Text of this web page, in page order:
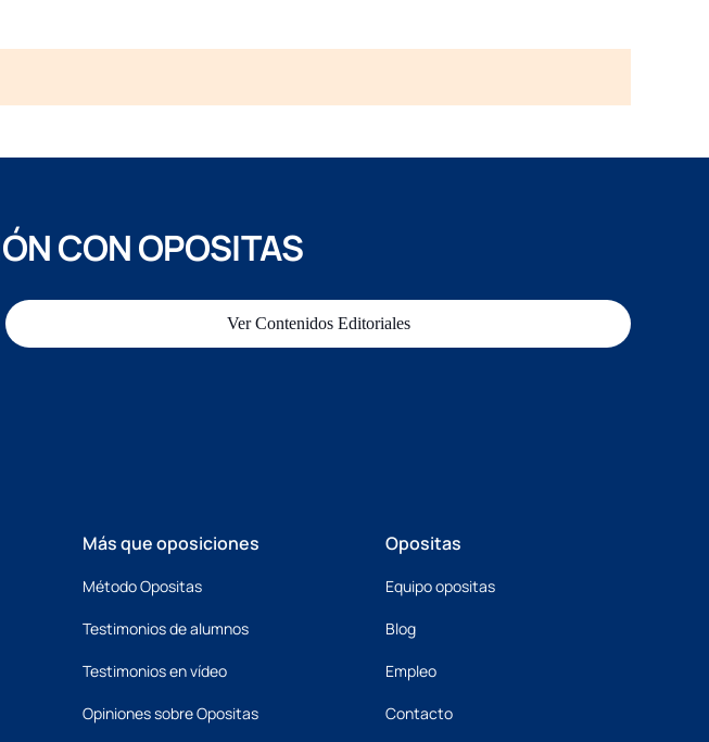
CON OPOSITAS
Ver Contenidos Editoriales
Más que oposiciones
Método Opositas
Testimonios de alumnos
Testimonios en vídeo
Opiniones sobre Opositas
Opositas
Equipo opositas
Blog
Empleo
Contacto